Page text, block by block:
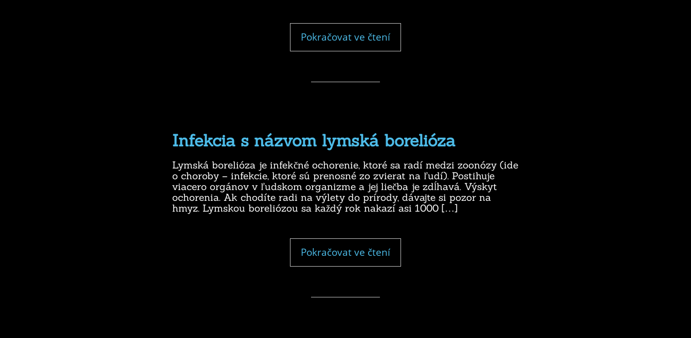
Pokračovat ve čtení"Vhodný
Infekcia s názvom lymská borelióza
Lymská borelióza je infekčné ochorenie, ktoré sa radí medzi zoonózy (ide
o choroby – infekcie, ktoré sú prenosné zo zvierat na ľudí). Postihuje
viacero orgánov v ľudskom organizme a jej liečba je zdĺhavá. Výskyt
ochorenia. Ak chodíte radi na výlety do prírody, dávajte si pozor na
hmyz. Lymskou boreliózou sa každý rok nakazí asi 1000 […]
Pokračovat ve čtení"Infekcia